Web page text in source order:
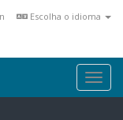
Escolha o idioma